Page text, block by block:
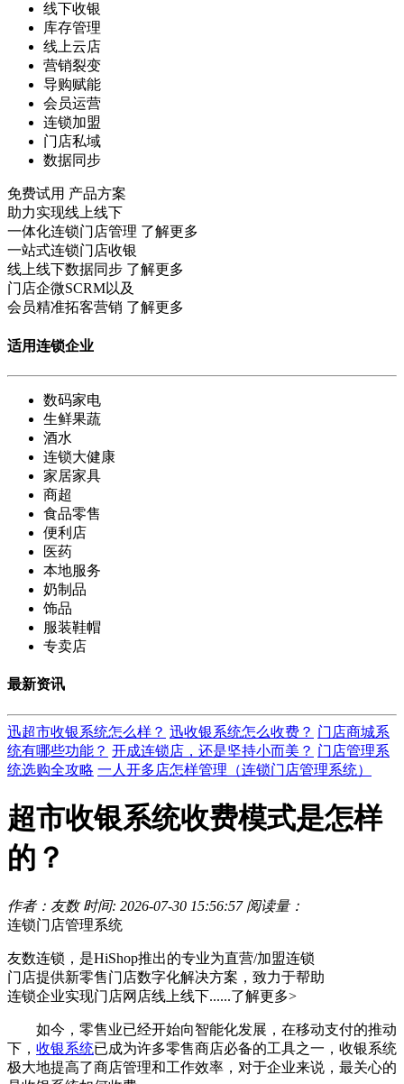
线下收银
库存管理
线上云店
营销裂变
导购赋能
会员运营
连锁加盟
门店私域
数据同步
免费试用 产品方案
助力实现线上线下
一体化连锁门店管理 了解更多
一站式连锁门店收银
线上线下数据同步 了解更多
门店企微SCRM以及
会员精准拓客营销 了解更多
适用连锁企业
数码家电
生鲜果蔬
酒水
连锁大健康
家居家具
商超
食品零售
便利店
医药
本地服务
奶制品
饰品
服装鞋帽
专卖店
最新资讯
迅超市收银系统怎么样？ 迅收银系统怎么收费？ 门店商城系
统有哪些功能？ 开成连锁店，还是坚持小而美？ 门店管理系
统选购全攻略 一人开多店怎样管理（连锁门店管理系统）
超市收银系统收费模式是怎样
的？
作者：友数 时间: 2026-07-30 15:56:57 阅读量：
连锁门店管理系统
友数连锁，是HiShop推出的专业为直营/加盟连锁
门店提供新零售门店数字化解决方案，致力于帮助
连锁企业实现门店网店线上线下......了解更多>
如今，零售业已经开始向智能化发展，在移动支付的推动
下， 收银系统已成为许多零售商店必备的工具之一，收银系统
极大地提高了商店管理和工作效率，对于企业来说，最关心的